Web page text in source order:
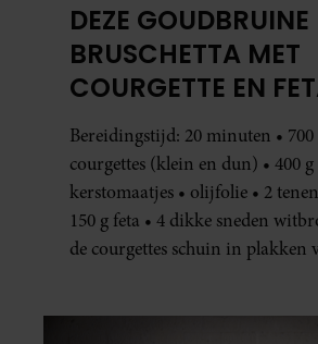
DEZE GOUDBRUINE
BRUSCHETTA MET
COURGETTE EN
JE METEEN MAKEN
Bereidingstijd: 20 minuten •
courgettes (klein en dun) • 400 g
kerstomaatjes • olijfolie • 2
150 g feta • 4 dikke sneden
de courgettes schuin in plakken